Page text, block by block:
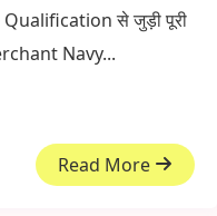
से जुड़ी पूरी
Navy...
Read More